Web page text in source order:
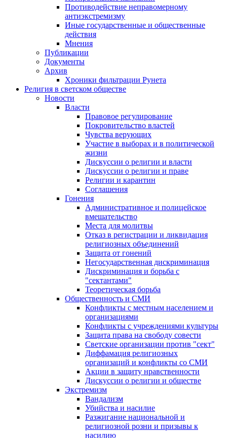
Противодействие неправомерному
антиэкстремизму
Иные государственные и общественные
действия
Мнения
Публикации
Документы
Архив
Хроники фильтрации Рунета
Религия в светском обществе
Новости
Власти
Правовое регулирование
Покровительство властей
Чувства верующих
Участие в выборах и в политической
жизни
Дискуссии о религии и власти
Дискуссии о религии и праве
Религии и карантин
Соглашения
Гонения
Административное и полицейское
вмешательство
Места для молитвы
Отказ в регистрации и ликвидация
религиозных объединений
Защита от гонений
Негосударственная дискриминация
Дискриминация и борьба с
"сектантами"
Теоретическая борьба
Общественность и СМИ
Конфликты с местным населением и
организациями
Конфликты с учреждениями культуры
Защита права на свободу совести
Светские организации против "сект"
Диффамация религиозных
организаций и конфликты со СМИ
Акции в защиту нравственности
Дискуссии о религии и обществе
Экстремизм
Вандализм
Убийства и насилие
Разжигание национальной и
религиозной розни и призывы к
насилию